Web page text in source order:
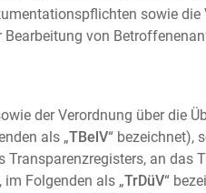
sowie
von
der Verordnung über die
als „TBelV“ bezeichnet),
an das
Folgenden als „TrDüV“